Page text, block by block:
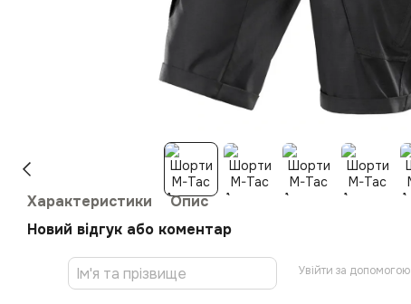
Характеристики
Опис
Новий відгук або коментар
Увійти за допомогою